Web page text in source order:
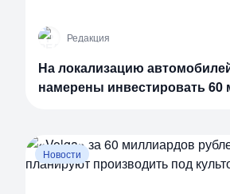
Р Редакция
На локализацию
намерены инвестировать 60
Новости